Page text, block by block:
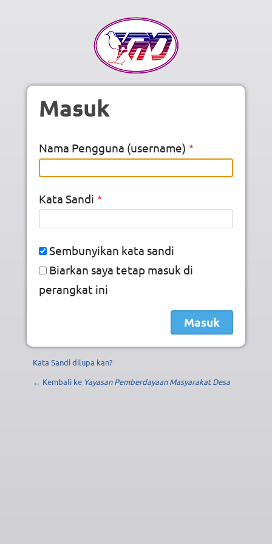
Masuk
Nama Pengguna (username)
Kata Sandi
Sembunyikan kata sandi
Biarkan saya tetap masuk di
perangkat ini
Kata Sandi dilupa kan?
← Kembali ke Yayasan Pemberdayaan Masyarakat Desa